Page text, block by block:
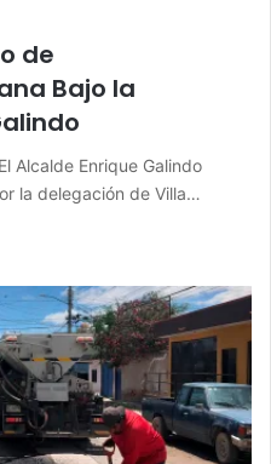
de
Bajo la
Alcalde Enrique Galindo
la delegación de Villa…